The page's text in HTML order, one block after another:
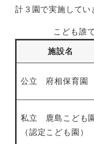
計３園で実施してい
こども誰
施設名
公立 府相保育園
私立 鹿島こども園
（認定こども園）